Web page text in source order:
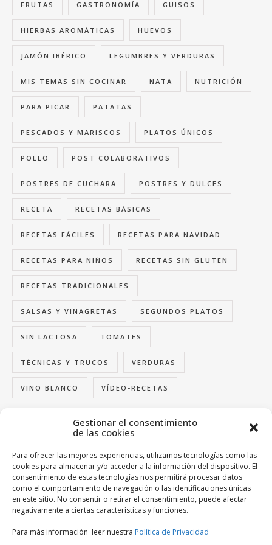
Gestionar el consentimiento
de las cookies
Para ofrecer las mejores experiencias, utilizamos tecnologías como las
cookies para almacenar y/o acceder a la información del dispositivo. El
consentimiento de estas tecnologías nos permitirá procesar datos
como el comportamiento de navegación o las identificaciones únicas
en este sitio. No consentir o retirar el consentimiento, puede afectar
negativamente a ciertas características y funciones.
Para más información leer nuestra Política de Privacidad
FRUTAS GASTRONOMÍA GUISOS
HIERBAS AROMÁTICAS HUEVOS
JAMÓN IBÉRICO LEGUMBRES Y VERDURAS
MIS TEMAS SIN COCINAR NATA NUTRICIÓN
PARA PICAR PATATAS
PESCADOS Y MARISCOS PLATOS ÚNICOS
POLLO POST COLABORATIVOS
POSTRES DE CUCHARA POSTRES Y DULCES
RECETA RECETAS BÁSICAS
RECETAS FÁCILES RECETAS PARA NAVIDAD
RECETAS PARA NIÑOS RECETAS SIN GLUTEN
RECETAS TRADICIONALES
SALSAS Y VINAGRETAS SEGUNDOS PLATOS
SIN LACTOSA TOMATES
TÉCNICAS Y TRUCOS VERDURAS
VINO BLANCO VÍDEO-RECETAS
FOLLOW US
BUSCA TU ENTRADA FAVORITIVA